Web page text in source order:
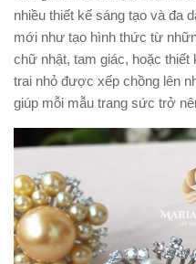
nhiều thiết kế sáng tạo và đa
mới như tạo hình thức từ
chữ nhật, tam giác, hoặc
trai nhỏ được xếp chồng lên
giúp mỗi mẫu trang sức trở